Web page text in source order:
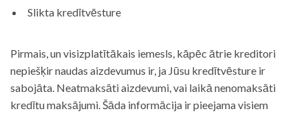
Slikta kredītvēsture
Pirmais, un visizplatītākais iemesls, kāpēc ātrie kreditori
nepiešķir naudas aizdevumus ir, ja Jūsu kredītvēsture ir
sabojāta. Neatmaksāti aizdevumi, vai laikā nenomaksāti
kredītu maksājumi. Šāda informācija ir pieejama visiem